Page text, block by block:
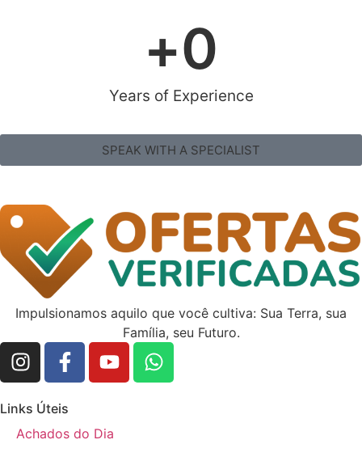
Years of Experience
+0
SPEAK WITH A SPECIALIST
Impulsionamos aquilo que você cultiva: Sua Terra, sua
Família, seu Futuro.
Links Úteis
Achados do Dia